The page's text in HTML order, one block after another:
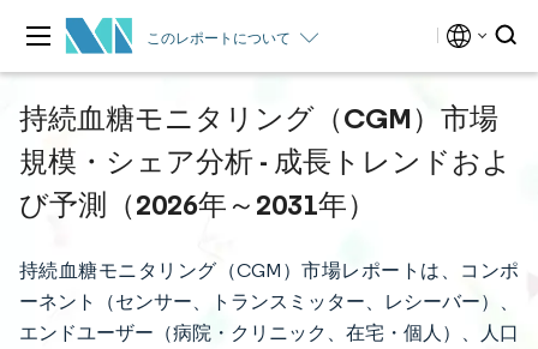
このレポートについて
持続血糖モニタリング（CGM）市場
規模・シェア分析 - 成長トレンドおよ
び予測（2026年～2031年）
持続血糖モニタリング（CGM）市場レポートは、コンポ
ーネント（センサー、トランスミッター、レシーバー）、
エンドユーザー（病院・クリニック、在宅・個人）、人口